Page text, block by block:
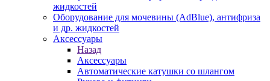
жидкостей
Оборудование для мочевины (AdBlue), антифриза
и др. жидкостей
Аксессуары
Назад
Аксессуары
Автоматические катушки со шлангом